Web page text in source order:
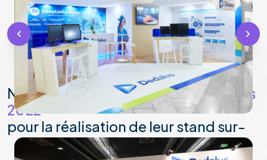
Nous accompagnonsDedalus depuis
2022
pour la réalisation de leur stand sur-
mesure.